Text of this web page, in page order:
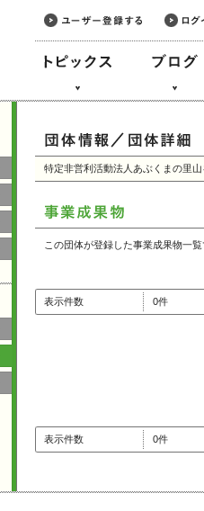
特定非営利活動法人あぶくまの里
この団体が登録した事業成果物一
表示件数 0件
表示件数 0件